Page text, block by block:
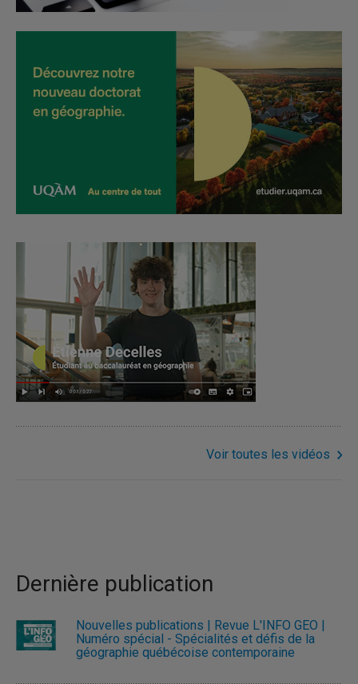
Voir toutes les vidéos
Dernière publication
Nouvelles publications | Revue L'INFO GÉO |
Numéro spécial - Spécialités et défis de la
géographie québécoise contemporaine